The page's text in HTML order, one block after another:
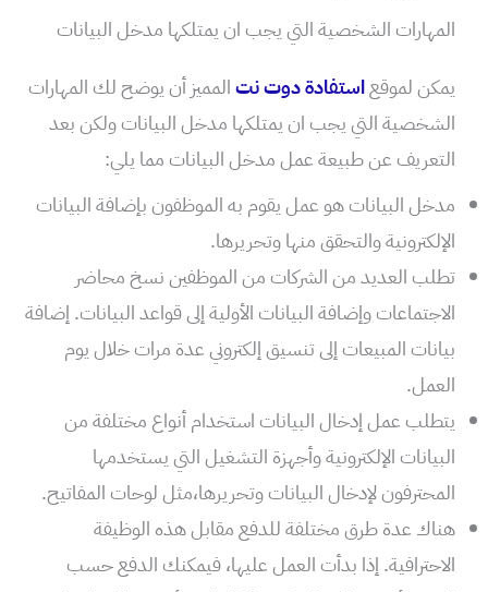
المهارات الشخصية التي يجب ان يمتلكها مدخل البيانات
يمكن لموقعاستفادة دوت نتالمميز أن يوضح لك المهارات
الشخصية التي يجب ان يمتلكها مدخل البيانات ولكن بعد
التعريف عن طبيعة عمل مدخل البيانات مما يلي:
مدخل البيانات هو عمل يقوم به الموظفون بإضافة البيانات
الإلكترونية والتحقق منها وتحريرها.
تطلب العديد من الشركات من الموظفين نسخ محاضر
الاجتماعات وإضافة البيانات الأولية إلى قواعد البيانات. إضافة
بيانات المبيعات إلى تنسيق إلكتروني عدة مرات خلال يوم
العمل.
يتطلب عمل إدخال البيانات استخدام أنواع مختلفة من
البيانات الإلكترونية وأجهزة التشغيل التي يستخدمها
المحترفون لإدخال البيانات وتحريرها،مثل لوحات المفاتيح.
هناك عدة طرق مختلفة للدفع مقابل هذه الوظيفة
الاحترافية. إذا بدأت العمل عليها، فيمكنك الدفع حسب